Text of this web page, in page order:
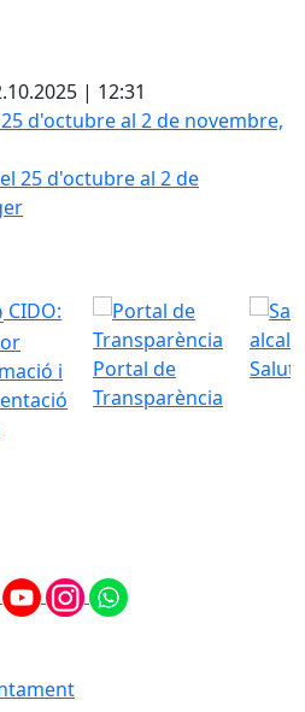
| 12:31
25 d'octubre al 2 de novembre,
CIDO:
i
Portal de
Transparència